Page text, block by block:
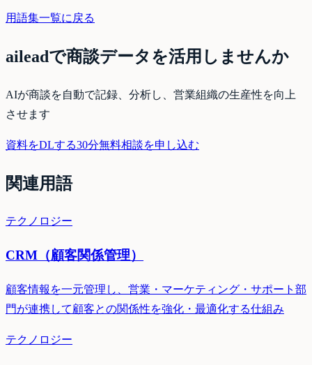
用語集一覧に戻る
aileadで商談データを活用しませんか
AIが商談を自動で記録、分析し、営業組織の生産性を向上
させます
資料をDLする30分無料相談を申し込む
関連用語
テクノロジー
CRM（顧客関係管理）
顧客情報を一元管理し、営業・マーケティング・サポート部
門が連携して顧客との関係性を強化・最適化する仕組み
テクノロジー